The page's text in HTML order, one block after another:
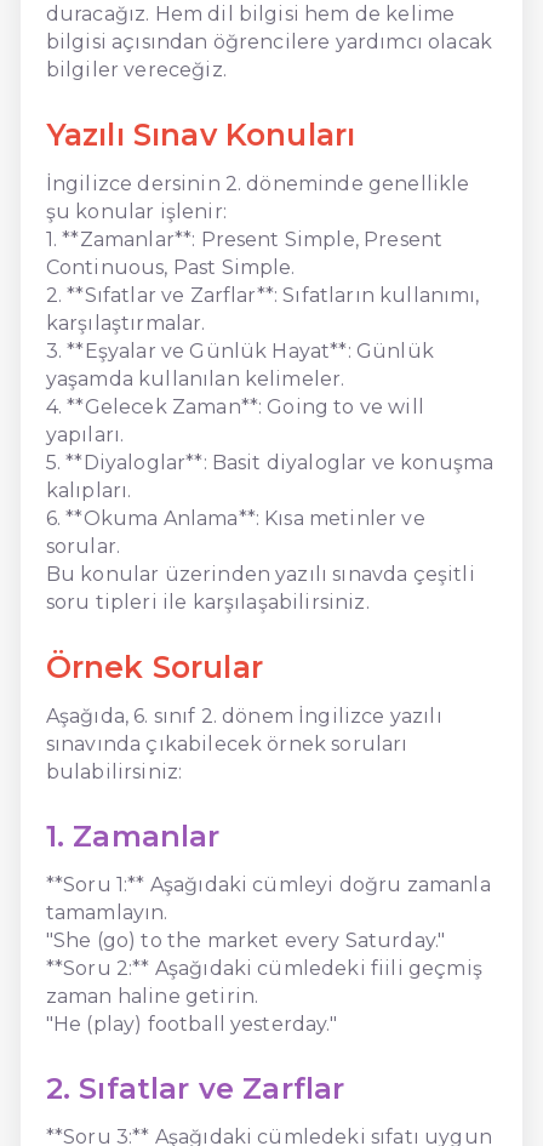
duracağız. Hem dil bilgisi hem de kelime
bilgisi açısından öğrencilere yardımcı olacak
bilgiler vereceğiz.
Yazılı Sınav Konuları
İngilizce dersinin 2. döneminde genellikle
şu konular işlenir:
1. **Zamanlar**: Present Simple, Present
Continuous, Past Simple.
2. **Sıfatlar ve Zarflar**: Sıfatların kullanımı,
karşılaştırmalar.
3. **Eşyalar ve Günlük Hayat**: Günlük
yaşamda kullanılan kelimeler.
4. **Gelecek Zaman**: Going to ve will
yapıları.
5. **Diyaloglar**: Basit diyaloglar ve konuşma
kalıpları.
6. **Okuma Anlama**: Kısa metinler ve
sorular.
Bu konular üzerinden yazılı sınavda çeşitli
soru tipleri ile karşılaşabilirsiniz.
Örnek Sorular
Aşağıda, 6. sınıf 2. dönem İngilizce yazılı
sınavında çıkabilecek örnek soruları
bulabilirsiniz:
1. Zamanlar
**Soru 1:** Aşağıdaki cümleyi doğru zamanla
tamamlayın.
"She (go) to the market every Saturday."
**Soru 2:** Aşağıdaki cümledeki fiili geçmiş
zaman haline getirin.
"He (play) football yesterday."
2. Sıfatlar ve Zarflar
**Soru 3:** Aşağıdaki cümledeki sıfatı uygun